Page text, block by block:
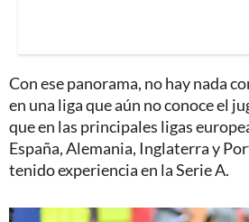
Con ese panorama, no hay nada
en una liga que aún no conoce el
que en las principales ligas
España, Alemania, Inglaterra y
tenido experiencia en la Serie A.